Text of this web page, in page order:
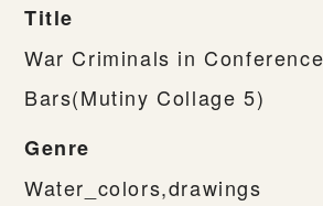
Title
War Criminals in
Bars(Mutiny Collage 5)
Genre
Water_colors,drawings